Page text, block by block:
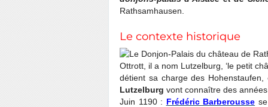
Rathsamhausen.
Le contexte historique
Ottrott, il a nom Lutzelburg, ‘le petit
détient sa charge des
Lutzelburg vont connaître des
Juin 1190 : Frédéric Barberousse